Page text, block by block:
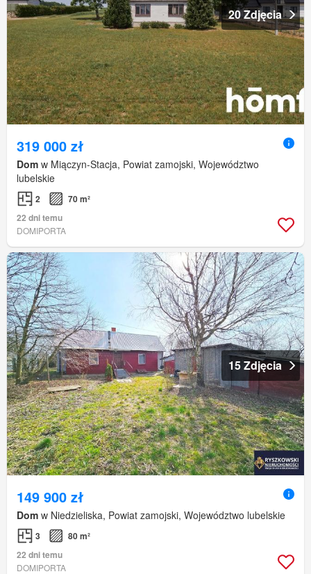
20 Zdjęcia
319 000 zł
Dom w Miączyn-Stacja, Powiat zamojski, Województwo
lubelskie
2
70 m²
22 dni temu
DOMIPORTA
15 Zdjęcia
149 900 zł
Dom w Niedzieliska, Powiat zamojski, Województwo lubelskie
3
80 m²
22 dni temu
DOMIPORTA